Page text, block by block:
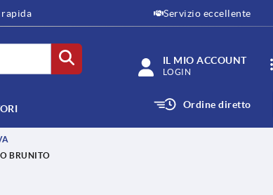
rapida Servizio eccellente
IL MIO ACCOUNT
LOGIN
Ordine diretto
BRUNITO